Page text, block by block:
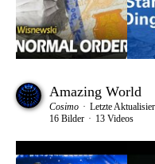
Amazing World
Cosimo Letzte
16 Bilder
13 Videos